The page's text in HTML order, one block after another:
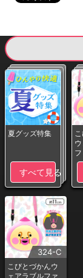
夏グッズ特集
すべて見る
324-C
こびとづかんウ
ェアラブルファ